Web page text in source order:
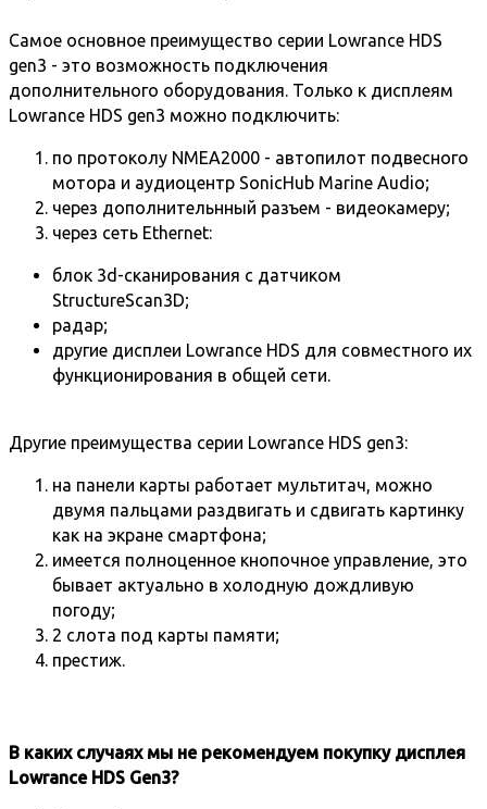
Самое основное преимущество серии Lowrance HDS
gen3 - это возможность подключения
дополнительного оборудования. Только к дисплеям
Lowrance HDS gen3 можно подключить:
по протоколу NMEA2000 - автопилот подвесного
мотора и аудиоцентр SonicHub Marine Audio;
через дополнительнный разъем - видеокамеру;
через сеть Ethernet:
блок 3d-сканирования с датчиком
StructureScan3D;
радар;
другие дисплеи Lowrance HDS для совместного их
функционирования в общей сети.
Другие преимущества серии Lowrance HDS gen3:
на панели карты работает мультитач, можно
двумя пальцами раздвигать и сдвигать картинку
как на экране смартфона;
имеется полноценное кнопочное управление, это
бывает актуально в холодную дождливую
погоду;
2 слота под карты памяти;
престиж.
В каких случаях мы не рекомендуем покупку дисплея
Lowrance HDS Gen3?